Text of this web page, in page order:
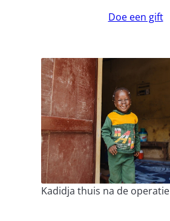
Doe een gift
Kadidja thuis na de operatie